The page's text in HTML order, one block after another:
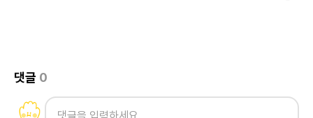
댓글 0